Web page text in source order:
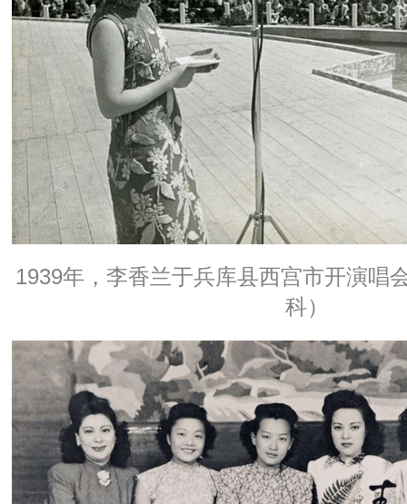
1939年，李香兰于兵库县西宫市开演唱
科）